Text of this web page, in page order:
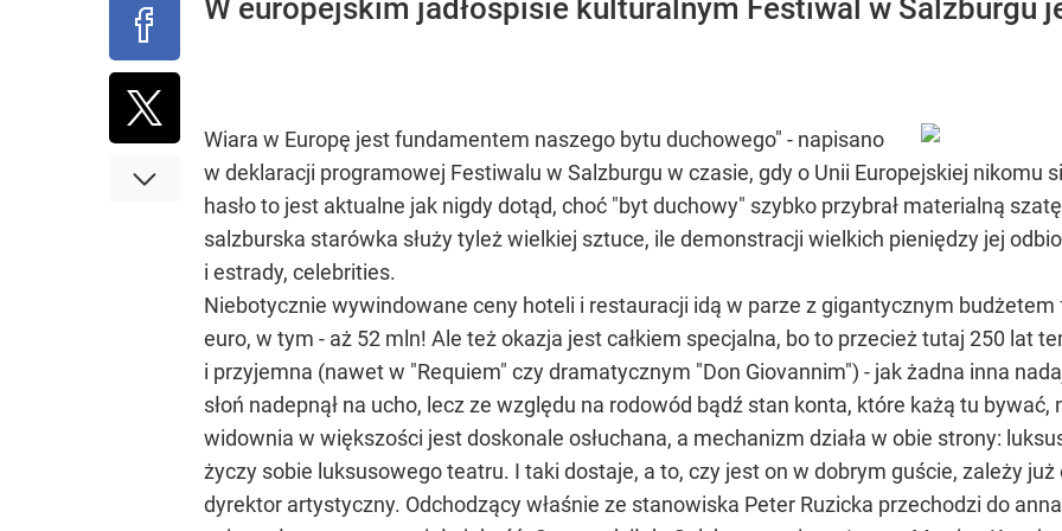
W europejskim jadłospisie kulturalnym Festiwal w Salzburgu
Wiara w Europę jest fundamentem naszego bytu duchowego" - napisano
w deklaracji programowej Festiwalu w Salzburgu w czasie, gdy o Unii Europejskiej nikomu
hasło to jest aktualne jak nigdy dotąd, choć "byt duchowy" szybko przybrał materialną
salzburska starówka służy tyleż wielkiej sztuce, ile demonstracji wielkich pieniędzy jej
i estrady, celebrities.
Niebotycznie wywindowane ceny hoteli i restauracji idą w parze z gigantycznym budżetem
euro, w tym - aż 52 mln! Ale też okazja jest całkiem specjalna, bo to przecież tutaj 250 lat
i przyjemna (nawet w "Requiem" czy dramatycznym "Don Giovannim") - jak żadna inna
słoń nadepnął na ucho, lecz ze względu na rodowód bądź stan konta, które każą tu
widownia w większości jest doskonale osłuchana, a mechanizm działa w obie strony:
życzy sobie luksusowego teatru. I taki dostaje, a to, czy jest on w dobrym guście, zależy
dyrektor artystyczny. Odchodzący właśnie ze stanowiska Peter Ruzicka przechodzi do